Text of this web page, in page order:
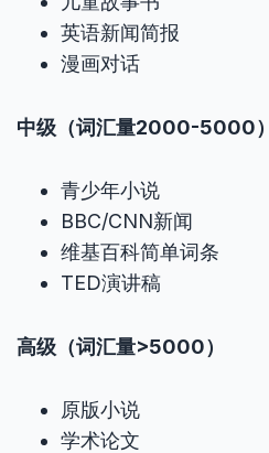
英语新闻简报
漫画对话
中级（词汇量2000-5000）
青少年小说
BBC/CNN新闻
维基百科简单词条
TED演讲稿
高级（词汇量>5000）
原版小说
学术论文